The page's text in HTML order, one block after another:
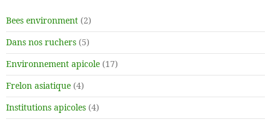
Bees environment (2)
Dans nos ruchers (5)
Environnement apicole (17)
Frelon asiatique (4)
Institutions apicoles (4)